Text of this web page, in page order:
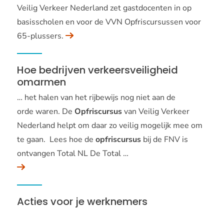
Veilig Verkeer Nederland zet gastdocenten in op
basisscholen en voor de VVN Opfriscursussen voor
65-plussers.
Hoe bedrijven verkeersveiligheid
omarmen
… het halen van het rijbewijs nog niet aan de
orde waren. De Opfriscursusvan Veilig Verkeer
Nederland helpt om daar zo veilig mogelijk mee om
te gaan. Lees hoe de opfriscursusbij de FNV is
ontvangen Total NL De Total …
Acties voor je werknemers